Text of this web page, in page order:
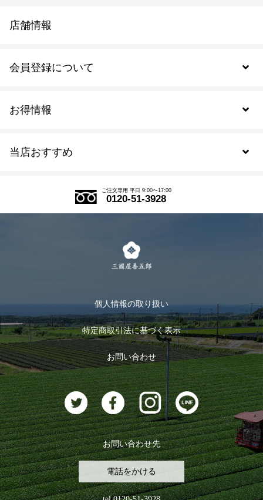
当店おすすめ
式部の香りシリーズ
お茶のギフト
おすすめのお茶
お茶に合うスイーツ
お得情報
会員登録について
会員規約について
ログイン
ログアウト
店舗情報
ご注文専用 平日 9:00〜17:00
0120-51-3928
個人情報の取り扱い
特定商取引法に基づく表示
お問い合わせ
お問い合わせ先
電話をかける